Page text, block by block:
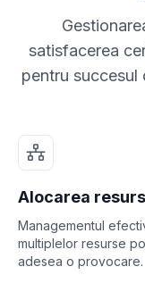
satisfacerea
pentru succesul
Alocarea
Managementul
multiplelor resurse
adesea o provocare.